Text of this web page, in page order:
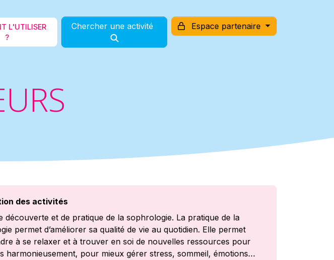
L'UTILISER
?
Chercher une activité Espace partenaire
des activités
découverte et de pratique de la sophrologie. La pratique de la
permet d’améliorer sa qualité de vie au quotidien. Elle permet
à se relaxer et à trouver en soi de nouvelles ressources pour
harmonieusement, pour mieux gérer stress, sommeil, émotions…